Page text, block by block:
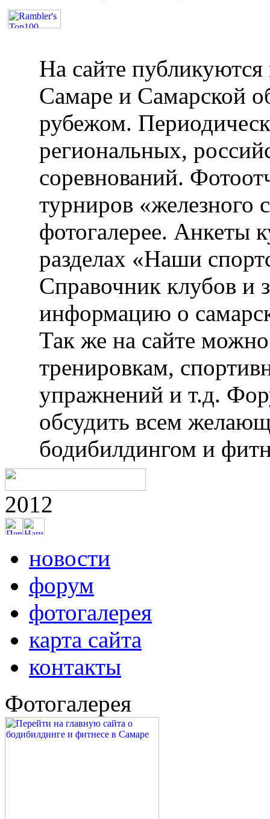
На сайте публикуются
Самаре и Самарской
рубежом.
региональных,
соревнований.
турниров «железного
фотогалерее. Анкеты
разделах «Наши
Справочник клубов и
информацию о
Так же на сайте
тренировкам,
упражнений и т.д.
обсудить всем
бодибилдингом и
2012
новости
форум
фотогалерея
карта сайта
контакты
Фотогалерея